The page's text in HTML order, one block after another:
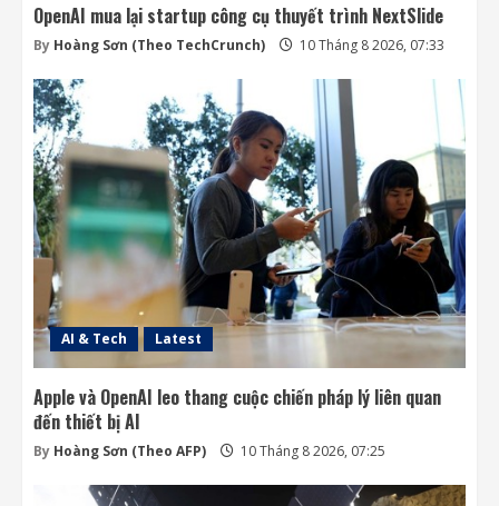
OpenAI mua lại startup công cụ thuyết trình NextSlide
By Hoàng Sơn (Theo TechCrunch) 10 Tháng 8 2026, 07:33
AI & Tech Latest
Apple và OpenAI leo thang cuộc chiến pháp lý liên quan
đến thiết bị AI
By Hoàng Sơn (Theo AFP) 10 Tháng 8 2026, 07:25